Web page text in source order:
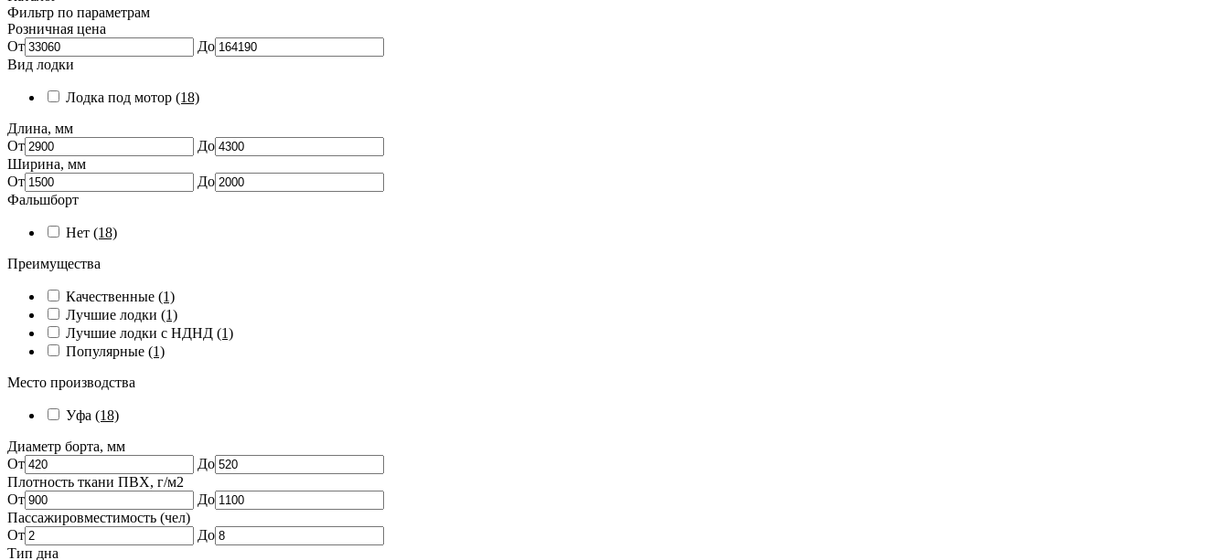
Фильтр по параметрам
Розничная цена
От
До
Вид лодки
Лодка под мотор (18)
Длина, мм
От
До
Ширина, мм
От
До
Фальшборт
Нет (18)
Преимущества
Качественные (1)
Лучшие лодки (1)
Лучшие лодки с НДНД (1)
Популярные (1)
Место производства
Уфа (18)
Диаметр борта, мм
От
До
Плотность ткани ПВХ, г/м2
От
До
Пассажировместимость (чел)
От
До
Тип дна